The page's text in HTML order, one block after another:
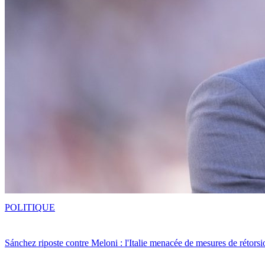
Sánchez riposte contre Meloni : l'Italie menacée de mesures de
POLITIQUE